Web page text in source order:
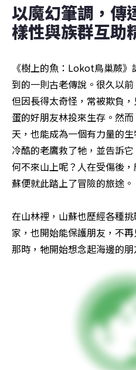
以魔幻筆調，傳
樣性與族群互助
《樹上的魚：Lokot鳥巢蕨
到的一則古老傳說。很久以
但因長得太奇怪，常被欺負
蛋的好朋友林投來生存。然
天，也能成為一個有力量的
冷酷的老鷹救了牠，並告訴
何不來山上呢？人在受傷後
蘇便就此踏上了冒險的旅途。
在山林裡，山蘇也歷經各種
家，也開始能保護朋友，不
那時，牠開始想念起海邊的